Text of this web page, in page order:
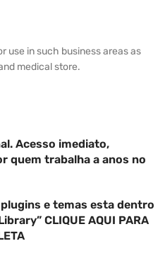
use in such business areas as
medical store.
Acesso imediato,
quem trabalha a anos no
e temas esta dentro
CLIQUE AQUI PARA